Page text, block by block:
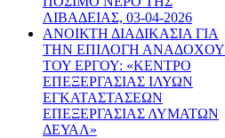
ΛΙΒΑΔΕΙΑΣ, 03-04-2026
AΝΟΙΚΤΗ ΔΙΑΔΙΚΑΣΙΑ ΓΙΑ
ΤΗΝ ΕΠΙΛΟΓΗ ΑΝΑΔΟΧΟΥ
ΤΟΥ ΕΡΓΟΥ: «ΚΕΝΤΡΟ
ΕΠΕΞΕΡΓΑΣΙΑΣ ΙΛΥΩΝ
ΕΓΚΑΤΑΣΤΑΣΕΩΝ
ΕΠΕΞΕΡΓΑΣΙΑΣ ΛΥΜΑΤΩΝ
ΔΕΥΑΛ»